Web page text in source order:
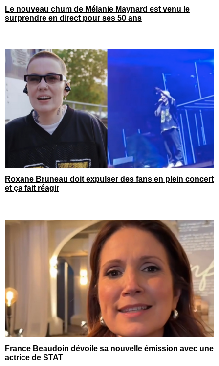
Le nouveau chum de Mélanie Maynard est venu le
surprendre en direct pour ses 50 ans
Roxane Bruneau doit expulser des fans en plein concert
et ça fait réagir
France Beaudoin dévoile sa nouvelle émission avec une
actrice de STAT